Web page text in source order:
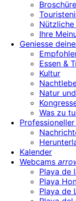
Nützliche
Ihre
Geniesse
Essen &
Kultur
Natur
Was zu
Kalender
Webcams
Playa de
Playa
Playa de